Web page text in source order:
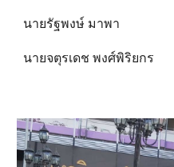
นายรัฐพงษ์ มาพา
นายจตุรเดช พงศ์พิริยกร